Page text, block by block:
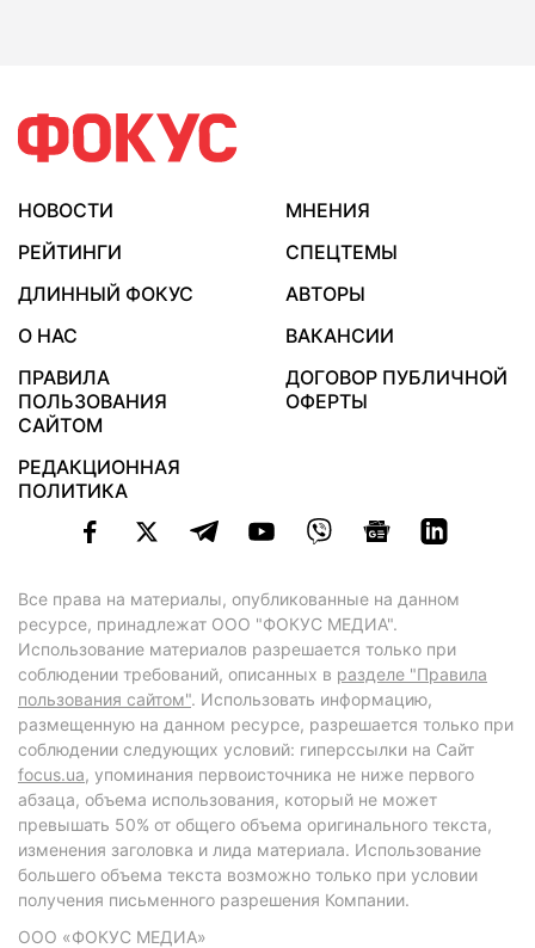
НОВОСТИ
МНЕНИЯ
РЕЙТИНГИ
СПЕЦТЕМЫ
ДЛИННЫЙ ФОКУС
АВТОРЫ
О НАС
ВАКАНСИИ
ПРАВИЛА
ПОЛЬЗОВАНИЯ
САЙТОМ
ДОГОВОР ПУБЛИЧНОЙ
ОФЕРТЫ
РЕДАКЦИОННАЯ
ПОЛИТИКА
Все права на материалы, опубликованные на данном
ресурсе, принадлежат ООО "ФОКУС МЕДИА".
Использование материалов разрешается только при
соблюдении требований, описанных в разделе "Правила
пользования сайтом". Использовать информацию,
размещенную на данном ресурсе, разрешается только при
соблюдении следующих условий: гиперссылки на Сайт
focus.ua, упоминания первоисточника не ниже первого
абзаца, объема использования, который не может
превышать 50% от общего объема оригинального текста,
изменения заголовка и лида материала. Использование
большего объема текста возможно только при условии
получения письменного разрешения Компании.
ООО «ФОКУС МЕДИА»